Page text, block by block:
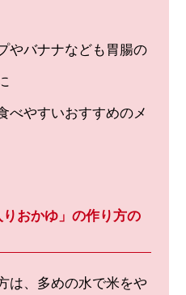
やバナナなども胃腸の
べやすいおすすめのメ
おかゆ」の作り方の
は、多めの水で米をや